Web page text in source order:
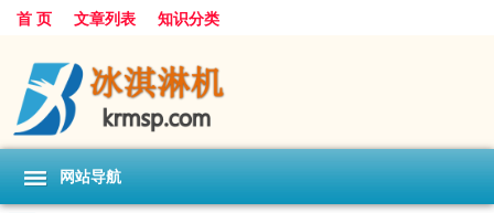
首 页 文章列表 知识分类
网站导航